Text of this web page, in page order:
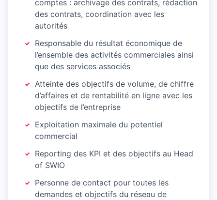
comptes : archivage des contrats, rédaction
des contrats, coordination avec les
autorités
Responsable du résultat économique de
l’ensemble des activités commerciales ainsi
que des services associés
Atteinte des objectifs de volume, de chiffre
d’affaires et de rentabilité en ligne avec les
objectifs de l’entreprise
Exploitation maximale du potentiel
commercial
Reporting des KPI et des objectifs au Head
of SWIO
Personne de contact pour toutes les
demandes et objectifs du réseau de